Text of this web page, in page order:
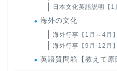
日本文化英語説明【1
海外の文化
海外行事【1月～4月】
海外行事【9月-12月】
英語質問箱【教えて原